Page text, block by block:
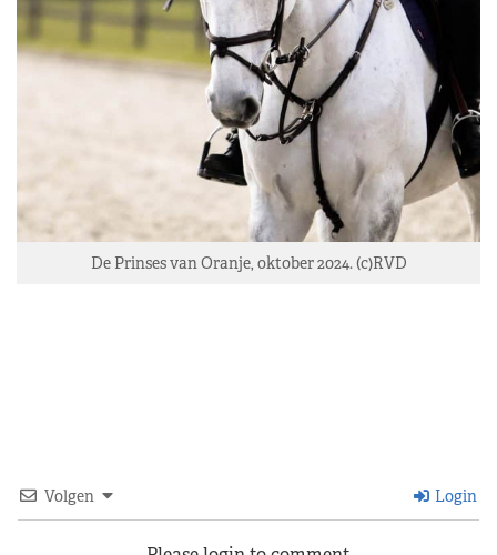
De Prinses van Oranje, oktober 2024. (c)RVD
Volgen Login